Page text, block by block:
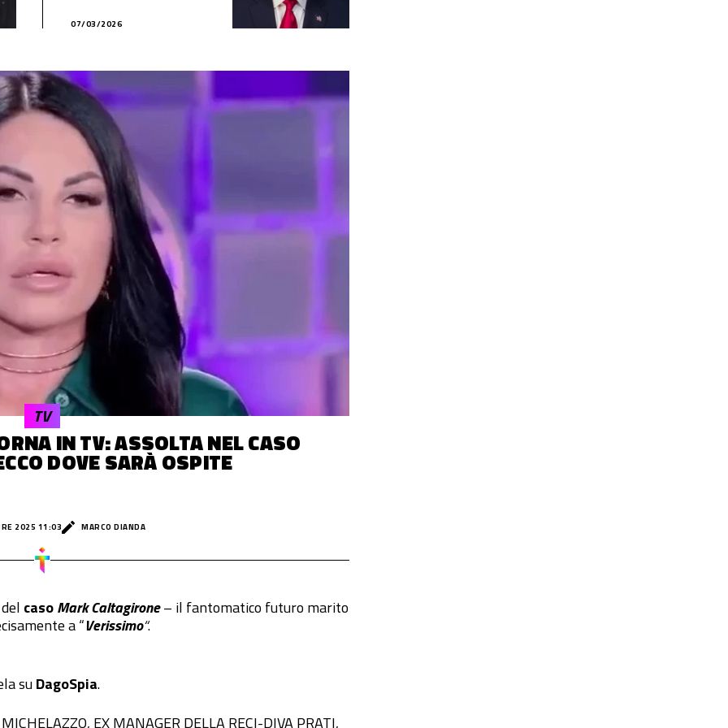
07/03/2026
IN TV: ASSOLTA NEL CASO
DOVE SARÀ OSPITE
TV
2025 11:03 MARCO DIANDA
casoMark Caltagirone– il fantomatico futuro marito
a “Verissimo“.
suDagoSpia.
EX MANAGER DELLA RECI-DIVA PRATI,